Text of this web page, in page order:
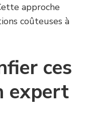
approche
coûteuses à
ces
expert